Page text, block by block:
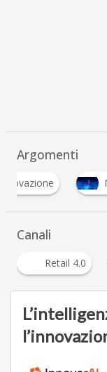
Argomenti
Canali
Retail 4.0